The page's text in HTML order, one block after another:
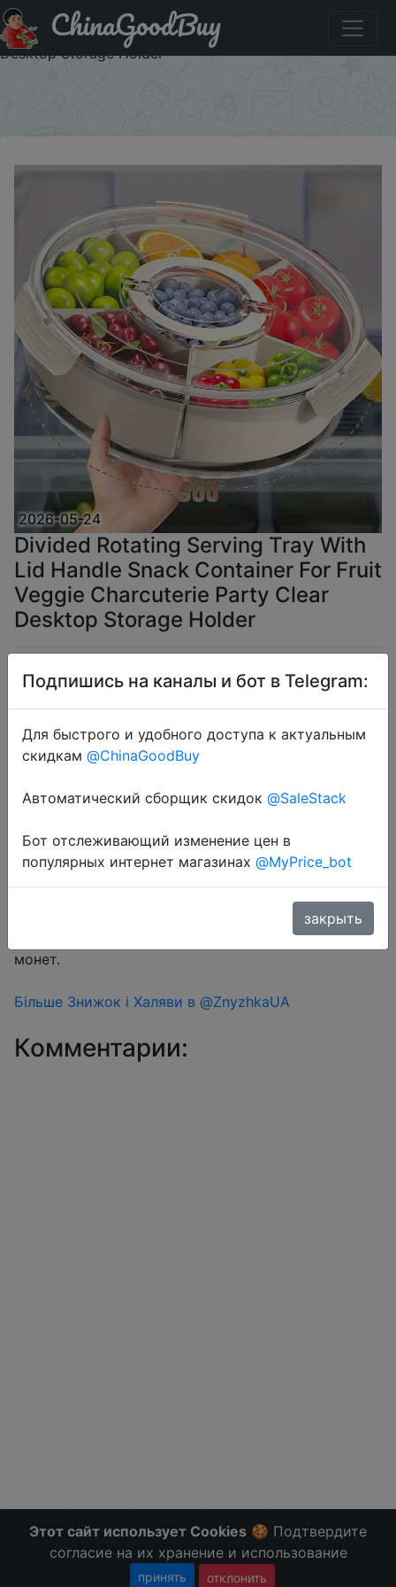
Акция на: Divided Rotating Serving Tray With Lid Handle
Snack Container For Fruit Veggie Charcuterie Party Clear
Desktop Storage Holder
ChinaGoodBuy
2026-05-24
Divided Rotating Serving Tray With
Lid Handle Snack Container For Fruit
Veggie Charcuterie Party Clear
Desktop Storage Holder
$5.39
Coins
Перейти в магазин
Знижка монетками 10 Coins у додатку через розділ
монет.
Більше Знижок і Халяви в @ZnyzhkaUA
Комментарии:
Этот сайт использует Cookies 🍪 Подтвердите
согласие на их хранение и использование
принять отклонить
Подпишись на каналы и бот в Telegram:
Для быстрого и удобного доступа к актуальным
скидкам @ChinaGoodBuy
Автоматический сборщик скидок @SaleStack
Бот отслеживающий изменение цен в
популярных интернет магазинах @MyPrice_bot
закрыть